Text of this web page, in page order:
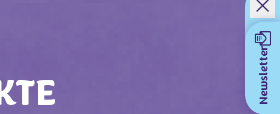
Newsletter